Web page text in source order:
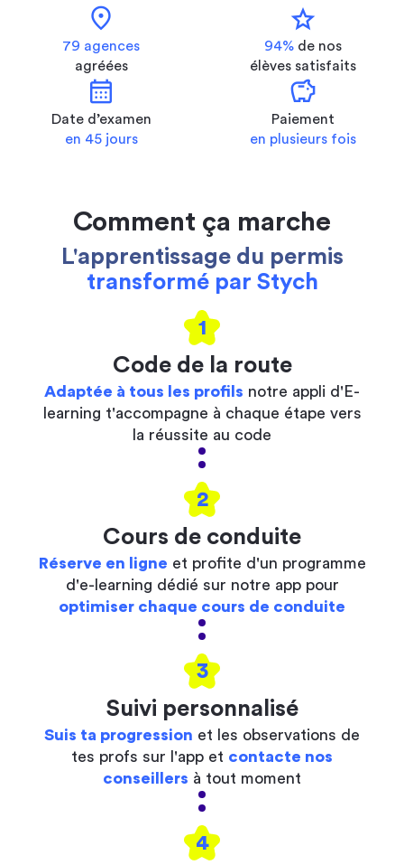
location_on
79 agences
agréées
star
94% de nos
élèves satisfaits
calendar_month
Date d’examen
en 45 jours
savings
Paiement
en plusieurs fois
Comment ça marche
L'apprentissage du permis
transformé par Stych
1
Code de la route
Adaptée à tous les profils notre appli d'E-
learning t'accompagne à chaque étape vers
la réussite au code
2
Cours de conduite
Réserve en ligne et profite d'un programme
d'e-learning dédié sur notre app pour
optimiser chaque cours de conduite
3
Suivi personnalisé
Suis ta progression et les observations de
tes profs sur l'app et contacte nos
conseillers à tout moment
4